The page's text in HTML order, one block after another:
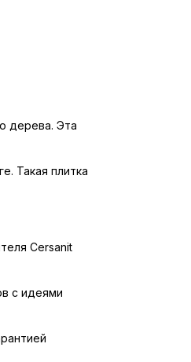
дерева. Эта
Такая плитка
Cersanit
с идеями